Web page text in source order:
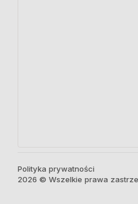
Polityka prywatności
2026 © Wszelkie prawa